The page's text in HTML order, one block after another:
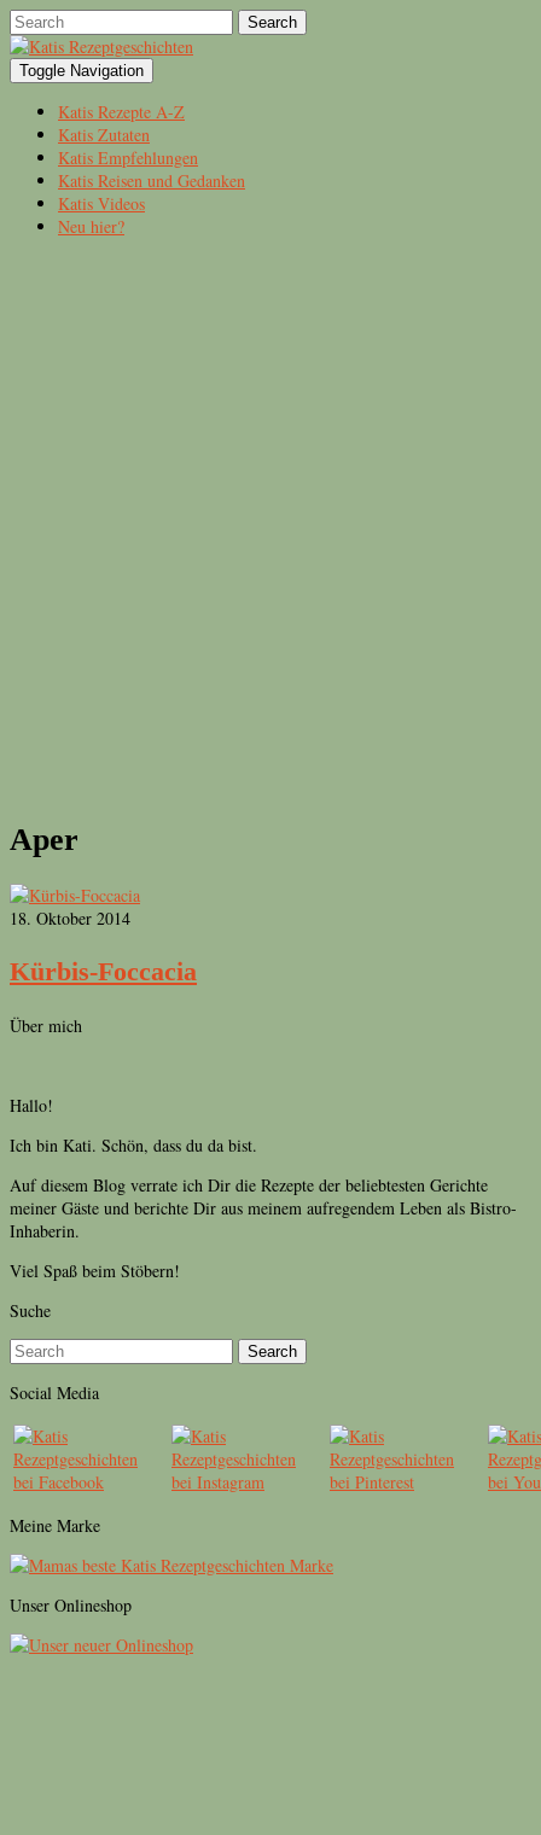
Search
Toggle Navigation
Katis Rezepte A-Z
Katis Zutaten
Katis Empfehlungen
Katis Reisen und Gedanken
Katis Videos
Neu hier?
Aper
18. Oktober 2014
Kürbis-Foccacia
Über mich
Hallo!
Ich bin Kati. Schön, dass du da bist.
Auf diesem Blog verrate ich Dir die Rezepte der beliebtesten Gerichte
meiner Gäste und berichte Dir aus meinem aufregendem Leben als Bistro-
Inhaberin.
Viel Spaß beim Stöbern!
Suche
Search
Social Media
Meine Marke
Unser Onlineshop